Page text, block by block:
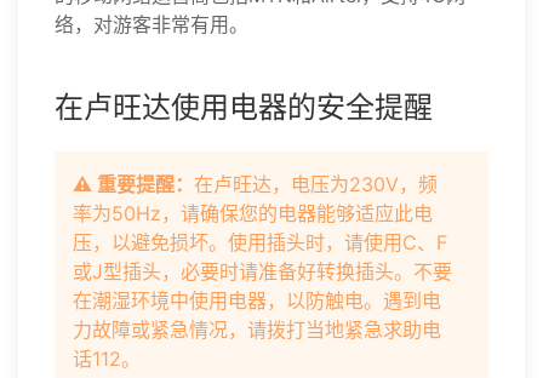
络，对游客非常有用。
在卢旺达使用电器的安全提醒
⚠️ 重要提醒： 在卢旺达，电压为230V，频
率为50Hz，请确保您的电器能够适应此电
压，以避免损坏。使用插头时，请使用C、F
或J型插头，必要时请准备好转换插头。不要
在潮湿环境中使用电器，以防触电。遇到电
力故障或紧急情况，请拨打当地紧急求助电
话112。